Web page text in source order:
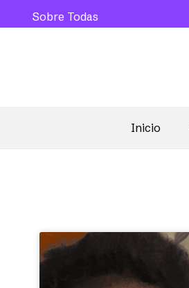
Inicio
Sobre Todas